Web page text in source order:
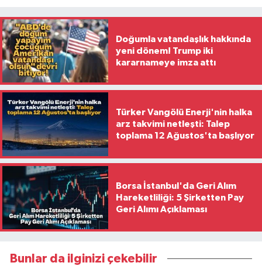
Doğumla vatandaşlık hakkında
yeni dönem! Trump iki
kararnameye imza attı
Türker Vangölü Enerji'nin halka
arz takvimi netleşti: Talep
toplama 12 Ağustos'ta başlıyor
Borsa İstanbul'da Geri Alım
Hareketliliği: 5 Şirketten Pay
Geri Alımı Açıklaması
Bunlar da ilginizi çekebilir